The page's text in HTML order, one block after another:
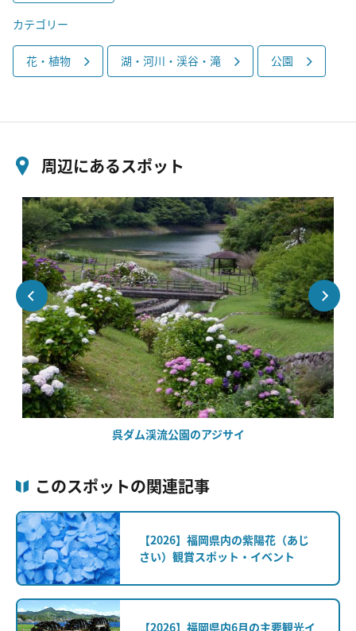
カテゴリー
花・植物 湖・河川・渓谷・滝 公園
周辺にあるスポット
呉ダム渓流公園のアジサイ
このスポットの関連記事
【2026】福岡県内の紫陽花（あじ
さい）観賞スポット・イベント
【2026】福岡県内6月の主要観光イ